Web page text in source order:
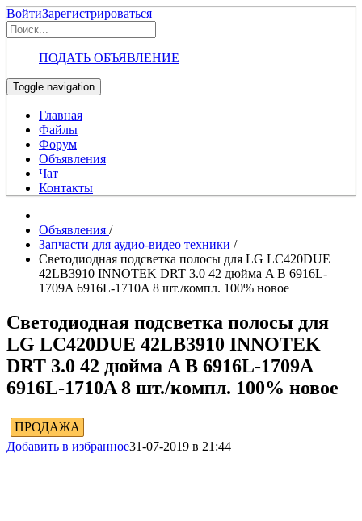
ВойтиЗарегистрироваться
ПОДАТЬ ОБЪЯВЛЕНИЕ
Toggle navigation
Главная
Файлы
Форум
Объявления
Чат
Контакты
Объявления /
Запчасти для аудио-видео техники /
Светодиодная подсветка полосы для LG LC420DUE
42LB3910 INNOTEK DRT 3.0 42 дюйма A B 6916L-
1709A 6916L-1710A 8 шт./компл. 100% новое
Светодиодная подсветка полосы для
LG LC420DUE 42LB3910 INNOTEK
DRT 3.0 42 дюйма A B 6916L-1709A
6916L-1710A 8 шт./компл. 100% новое
ПРОДАЖА
Добавить в избранное31-07-2019 в 21:44